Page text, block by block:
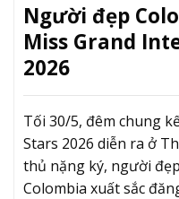
Người đẹp
Miss Grand
2026
Tối 30/5, đêm chung
Stars 2026 diễn ra ở
thủ nặng ký, người
Colombia xuất sắc